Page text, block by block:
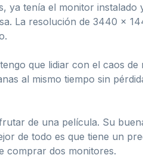
ya tenía el monitor instalado
La resolución de 3440 x
que lidiar con el caos de
al mismo tiempo sin
de una película. Su
de todo es que tiene un
comprar dos monitores.